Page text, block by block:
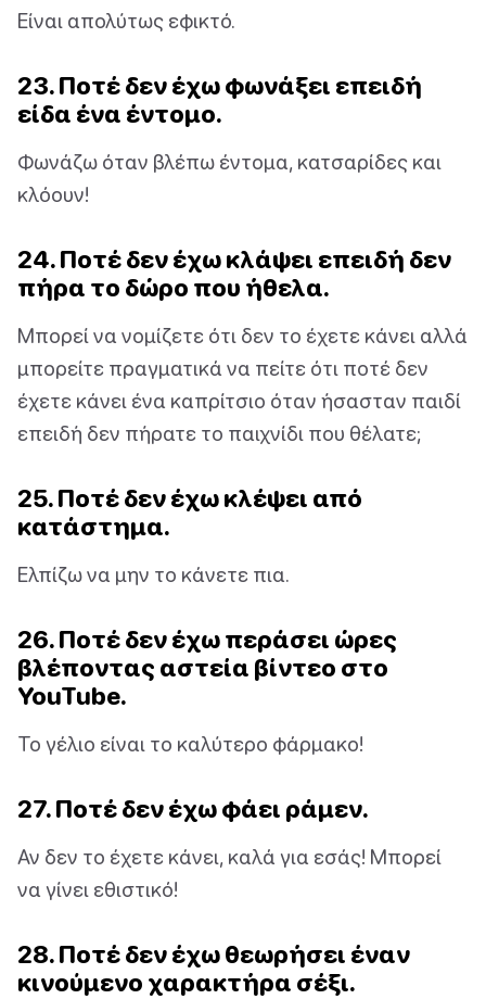
Είναι απολύτως εφικτό.
23. Ποτέ δεν έχω φωνάξει επειδή
είδα ένα έντομο.
Φωνάζω όταν βλέπω έντομα, κατσαρίδες και
κλόουν!
24. Ποτέ δεν έχω κλάψει επειδή δεν
πήρα το δώρο που ήθελα.
Μπορεί να νομίζετε ότι δεν το έχετε κάνει αλλά
μπορείτε πραγματικά να πείτε ότι ποτέ δεν
έχετε κάνει ένα καπρίτσιο όταν ήσασταν παιδί
επειδή δεν πήρατε το παιχνίδι που θέλατε;
25. Ποτέ δεν έχω κλέψει από
κατάστημα.
Ελπίζω να μην το κάνετε πια.
26. Ποτέ δεν έχω περάσει ώρες
βλέποντας αστεία βίντεο στο
YouTube.
Το γέλιο είναι το καλύτερο φάρμακο!
27. Ποτέ δεν έχω φάει ράμεν.
Αν δεν το έχετε κάνει, καλά για εσάς! Μπορεί
να γίνει εθιστικό!
28. Ποτέ δεν έχω θεωρήσει έναν
κινούμενο χαρακτήρα σέξι.